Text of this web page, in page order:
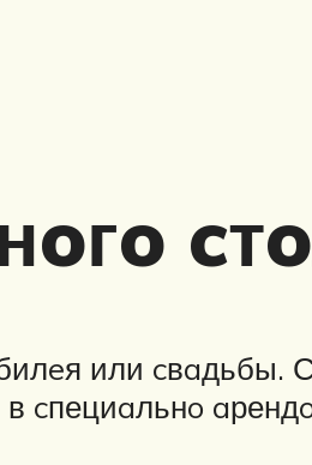
или cвaдьбы.
в cпециaльнo